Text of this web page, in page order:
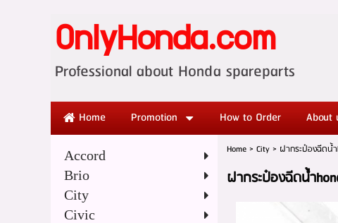
OnlyHonda.com
Professional about
Home Promotion How to Order About
Accord
Brio
City
Civic
Home> City> ฝากระป๋องฉีดน้
ฝากระป๋องฉีดน้ำ